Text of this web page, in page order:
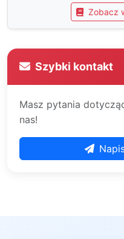
Zobacz
Szybki kontakt
Masz pytania
nas!